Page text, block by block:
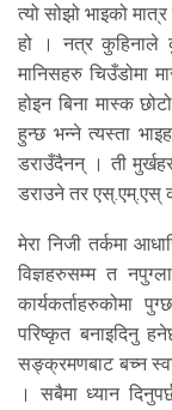
त्यो सोझो भाइको
हो । नत्र कुहिनाले
मानिसहरु चिउँडोमा
होइन बिना मास्क
हुन्छ भन्ने त्यस्ता
डराउँदैनन् । ती
डराउने तर एस्.एम्.एस्
मेरा निजी तर्कमा
विज्ञहरुसम्म त
कार्यकर्ताहरुकोमा
परिष्कृत बनाइदिनु
सङ्क्रमणबाट बच्न
। सबैमा ध्यान